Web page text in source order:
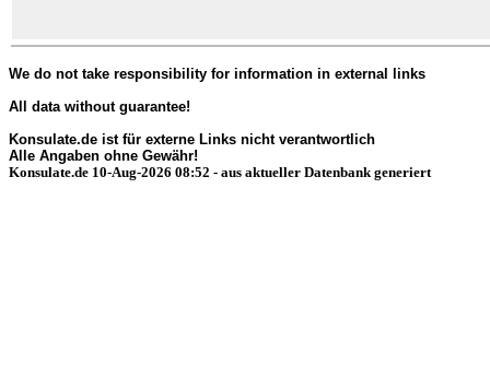
We do not take responsibility for information in external links
All data without guarantee!
Konsulate.de ist für externe Links nicht verantwortlich
Alle Angaben ohne Gewähr!
Konsulate.de 10-Aug-2026 08:52 - aus aktueller Datenbank generiert